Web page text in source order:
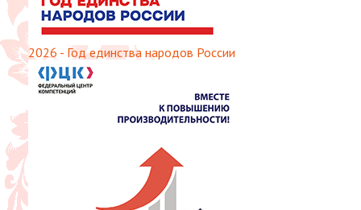
2026 - Год единства народов России